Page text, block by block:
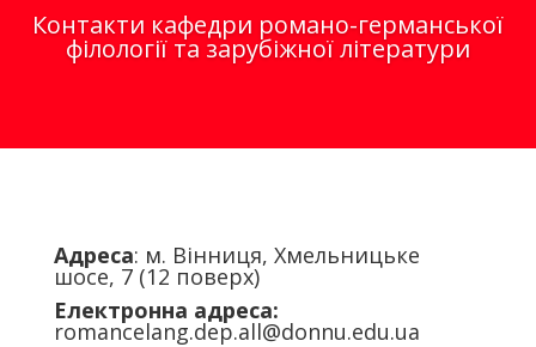
Контакти кафедри романо-германської
філології та зарубіжної літератури
Адреса: м. Вінниця, Хмельницьке
шосе, 7 (12 поверх)
Електронна адреса:
romancelang.dep.all@donnu.edu.ua